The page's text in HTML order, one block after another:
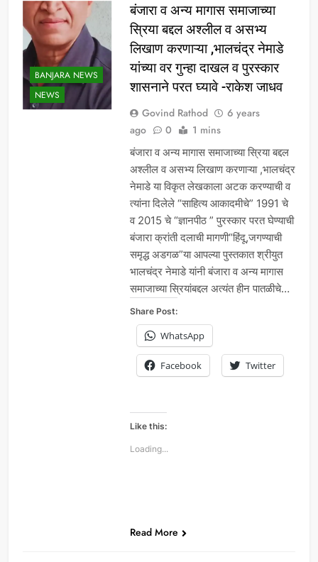
BANJARA NEWS
NEWS
बंजारा व अन्य मागास समाजाच्या
स्रिया बद्दल अश्लील व असभ्य
लिखाण करणाऱ्या ,भालचंद्र नेमाडे
यांच्या वर गुन्हा दाखल व पुरस्कार
शासनाने परत घ्यावे -राकेश जाधव
Govind Rathod
6 years
ago
0 1 mins
बंजारा व अन्य मागास समाजाच्या स्रिया बद्दल
अश्लील व असभ्य लिखाण करणाऱ्या ,भालचंद्र
नेमाडे या विकृत लेखकाला अटक करण्याची व
त्यांना दिलेले “साहित्य आकादमीचे” 1991 चे
व 2015 चे “ज्ञानपीठ ” पुरस्कार परत घेण्याची
बंजारा क्रांती दलाची मागणी“हिंदू,जगण्याची
समृद्ध अडगळ”या आपल्या पुस्तकात श्रीयुत
भालचंद्र नेमाडे यांनी बंजारा व अन्य मागास
समाजाच्या स्रियांबद्दल अत्यंत हीन पातळीचे…
Share Post:
WhatsApp
Facebook Twitter
Like this:
Loading...
Read More